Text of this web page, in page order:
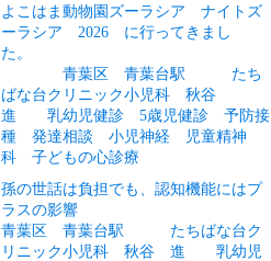
よこはま動物園ズーラシア ナイトズ
ーラシア 2026 に行ってきまし
た。
青葉区 青葉台駅 たち
ばな台クリニック小児科 秋谷
進 乳幼児健診 5歳児健診 予防接
種 発達相談 小児神経 児童精神
科 子どもの心診療
孫の世話は負担でも、認知機能にはプ
ラスの影響
青葉区 青葉台駅 たちばな台ク
リニック小児科 秋谷 進 乳幼児